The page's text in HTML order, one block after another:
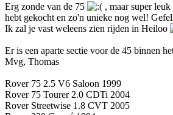
Erg zonde van de 75
, maar super
hebt gekocht en zo'n unieke nog wel!
Ik zal je vast weleens zien rijden in Heiloo
Er is een aparte sectie voor de 45 binnen
Mvg, Thomas
Rover 75 2.5 V6 Saloon 1999
Rover 75 Tourer 2.0 CDTi 2004
Rover Streetwise 1.8 CVT 2005